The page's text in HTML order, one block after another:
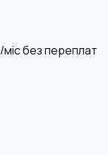
/міс без переплат